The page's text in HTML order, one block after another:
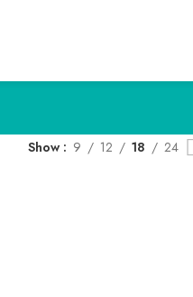
Show 9 12 18 24